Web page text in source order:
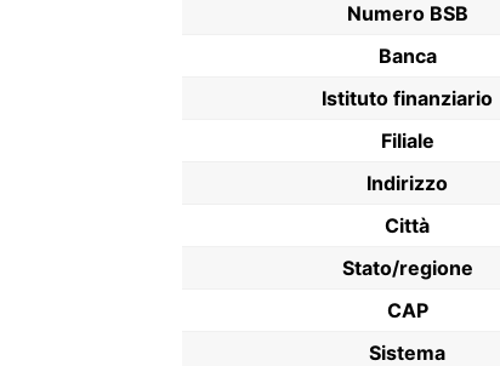
Numero BSB
Banca
Istituto finanziario
Filiale
Indirizzo
Città
Stato/regione
CAP
Sistema